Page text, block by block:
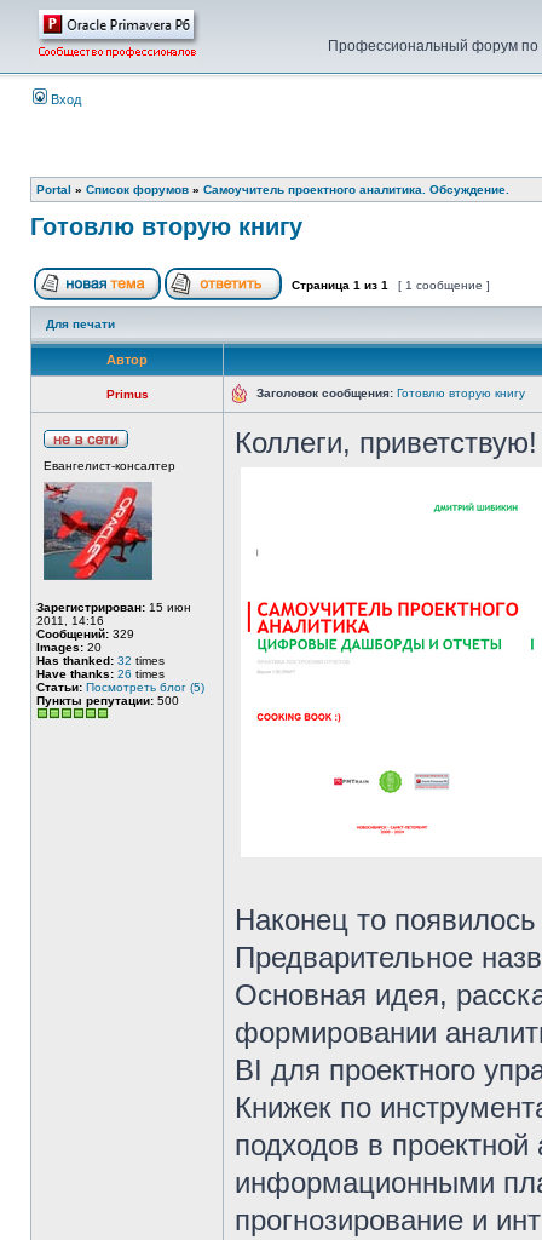
Профессиональный форум по
Вход
Portal » Список форумов » Самоучитель проектного аналитика. Обсуждение.
Готовлю вторую книгу
Страница 1 из 1 [ 1 сообщение ]
Для печати
Автор
Primus Заголовок сообщения: Готовлю вторую книгу
Евангелист-консалтер
Зарегистрирован: 15 июн
2011, 14:16
Сообщений: 329
Images: 20
Has thanked: 32 times
Have thanks: 26 times
Статьи: Посмотреть блог (5)
Пункты репутации: 500
Коллеги, приветствую!
Наконец то
Предварительное
Основная идея,
формировании
BI для проектного
Книжек по
подходов в проектной
информационными
прогнозирование и